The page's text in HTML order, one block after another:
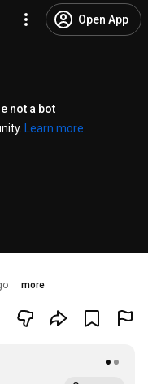
Open App
not a bot
Learn more
more